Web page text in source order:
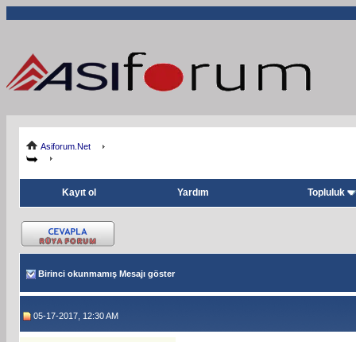
Asiforum.Net
Kayıt ol Yardım Topluluk
Birinci okunmamış Mesajı göster
05-17-2017, 12:30 AM